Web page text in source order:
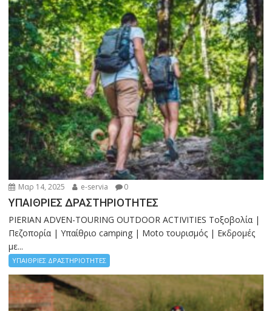
Μαρ 14, 2025 e-servia 0
ΥΠΑΙΘΡΙΕΣ ΔΡΑΣΤΗΡΙΟΤΗΤΕΣ
PIERIAN ADVEN-TOURING OUTDOOR ACTIVITIES Τοξοβολία |
Πεζοπορία | Υπαίθριο camping | Moto τουρισμός | Εκδρομές
με...
ΥΠΑΙΘΡΙΕΣ ΔΡΑΣΤΗΡΙΟΤΗΤΕΣ